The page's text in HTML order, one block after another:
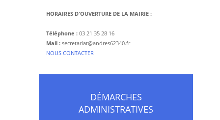
HORAIRES D'OUVERTURE DE LA MAIRIE :
Téléphone : 03 21 35 28 16
Mail : secretariat@andres62340.fr
​NOUS CONTACTER
DÉMARCHES
ADMINISTRATIVES